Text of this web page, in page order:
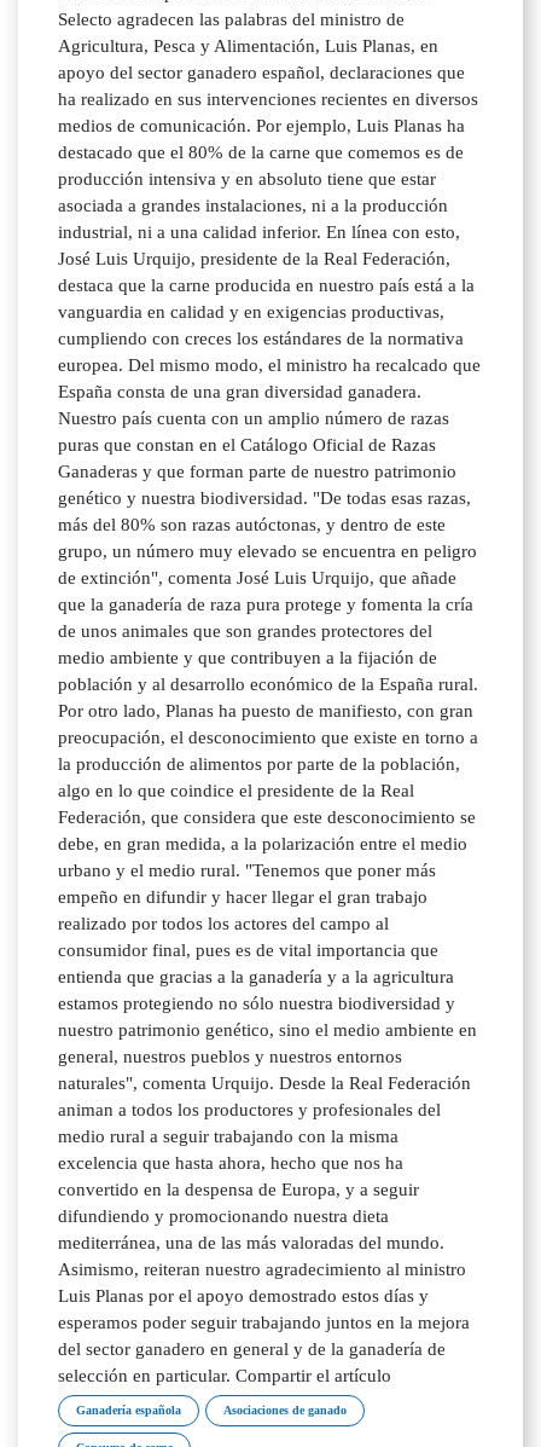
Ganadería española Asociaciones de ganado